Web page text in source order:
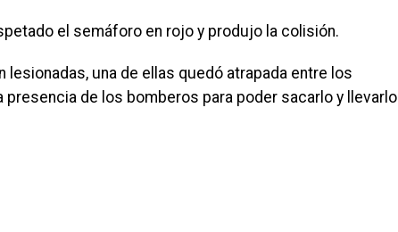
el semáforo en rojo y produjo la colisión.
una de ellas quedó atrapada entre los
de los bomberos para poder sacarlo y llevarlo